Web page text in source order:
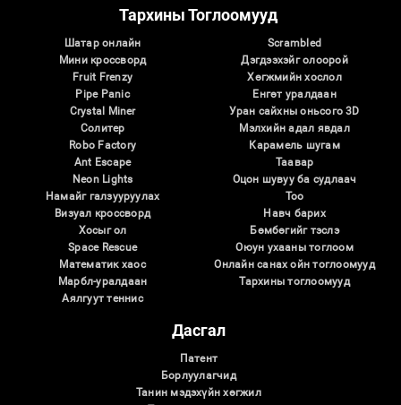
Тархины Тоглоомууд
Шатар онлайн
Мини кроссворд
Fruit Frenzy
Pipe Panic
Crystal Miner
Солитер
Robo Factory
Ant Escape
Neon Lights
Намайг галзууруулах
Визуал кроссворд
Хосыг ол
Space Rescue
Математик хаос
Марбл-уралдаан
Аялгуут теннис
Scrambled
Дэгдээхэйг олоорой
Хөгжмийн хослол
Eнгөт уралдаан
Уран сайхны оньсого 3D
Мэлхийн адал явдал
Карамель шугам
Таавар
Оцон шувуу ба судлаач
Тоо
Навч барих
Бөмбөгийг тэслэ
Оюун ухааны тоглоом
Онлайн санах ойн тоглоомууд
Тархины тоглоомууд
Дасгал
Патент
Борлуулагчид
Танин мэдэхүйн хөгжил